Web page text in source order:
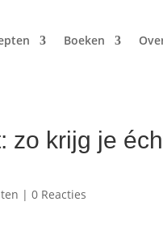
Boeken
zo krijg je
|0 Reacties